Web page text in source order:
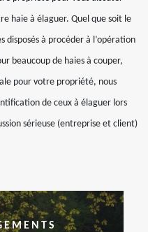
haie à élaguer. Quel que soit le
disposés à procéder à l’opération
beaucoup de haies à couper,
pour votre propriété, nous
de ceux à élaguer lors
sérieuse (entreprise et client)